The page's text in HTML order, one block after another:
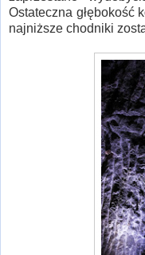
Ostateczna głębokość
najniższe chodniki